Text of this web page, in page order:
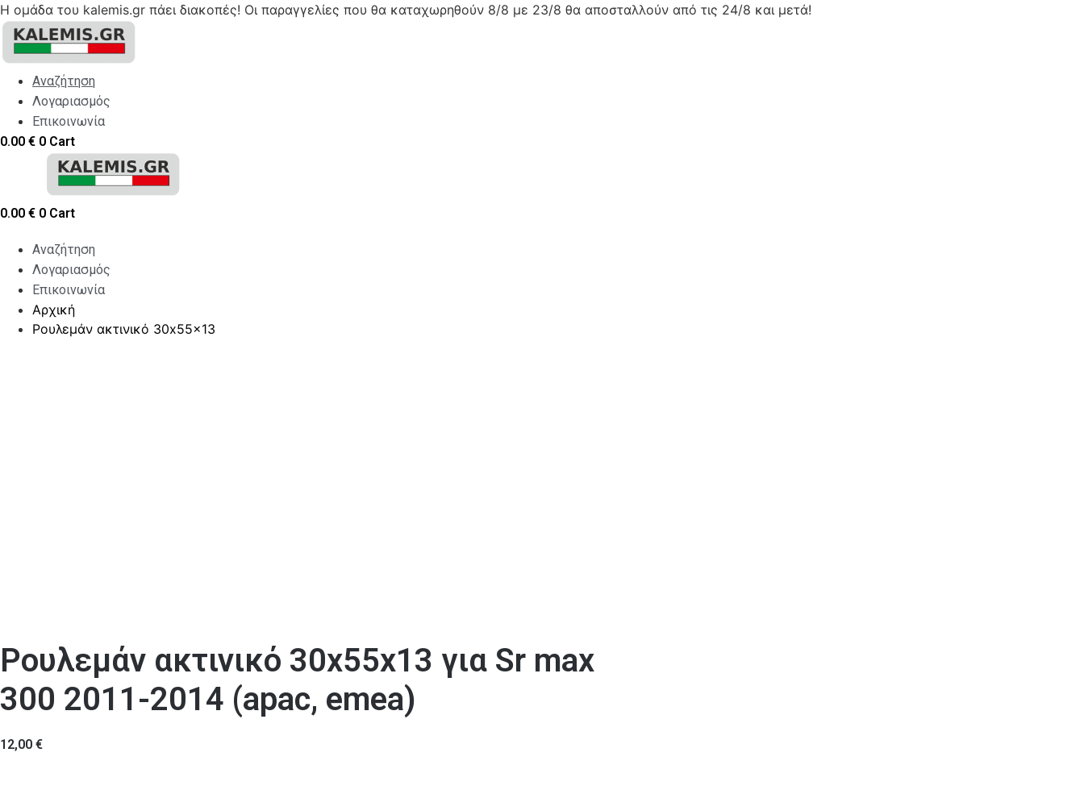
Η ομάδα του kalemis.gr πάει διακοπές! Οι παραγγελίες που θα καταχωρηθούν 8/8 με 23/8 θα αποσταλλούν από τις 24/8 και μετά!
Skip
content
Αναζήτηση
Λογαριασμός
Επικοινωνία
0.00 € 0 Cart
0.00 € 0 Cart
Αναζήτηση
Λογαριασμός
Επικοινωνία
Αρχική
Ρουλεμάν ακτινικό 30x55x13
Ρουλεμάν ακτινικό 30x55x13 για Sr max
300 2011-2014 (apac, emea)
12,00 €